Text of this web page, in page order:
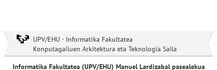
UPV/EHU · Informatika Fakultatea
Konputagailuen Arkitektura eta Teknologia Saila
Informatika Fakultatea (UPV/EHU) Manuel Lardizabal pasealekua